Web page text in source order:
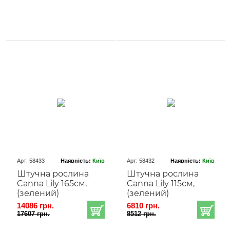
Арт: 58433 Наявність: Київ
Штучна рослина
Canna Lily 165cм,
(зелений)
14086 грн.
17607 грн.
Арт: 58432 Наявність: Київ
Штучна рослина
Canna Lily 115cм,
(зелений)
6810 грн.
8512 грн.